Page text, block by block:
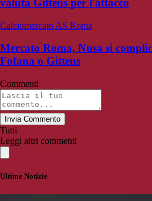
valuta Gittens per l'attacco
Calciomercato AS Roma
Mercato Roma, Nusa si
Fofana o Gittens
Commenti
Invia Commento
Tutti
Leggi altri commenti
Ultime Notizie